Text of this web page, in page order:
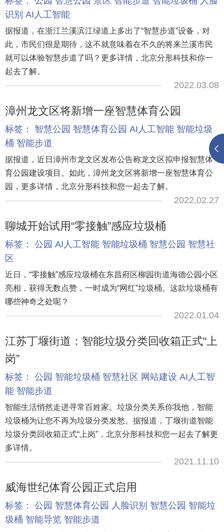
识别 AI人工智能
据报道，在浙江兰溪滨江绿道上多出了“智慧步道”设备，对
此，市民们很是期待，这不就意味着在不久的将来兰溪市民
就可以体验智慧步道了吗？更多详情，北京分形科技和你一
起去了解。
2022.03.08
漳州龙文区将新增一座智慧体育公园
标签： 智慧公园 智慧体育公园 AI人工智能 智能垃圾
桶 智能步道
据报道，近日漳州市龙文区发布公告称龙文区拟申报智慧体
育公园建设项目。如此，漳州龙文区将新增一座智慧体育公
园，更多详情，北京分形科技和您一起去了解。
2022.02.27
聊城开始试用“零接触”感应垃圾桶
标签： 公园 AI人工智能 智能垃圾桶 智慧公园 智慧社
区
近日，“零接触”感应垃圾桶在东昌府区柳园街道海德公园小区
亮相，获得无数点赞，一时成为“网红”垃圾桶。这款垃圾桶有
哪些神奇之处呢？
2022.01.04
江苏丁堰街道：智能垃圾分类回收箱正式“上
岗”
标签： 公园 智能垃圾桶 智慧社区 网站建设 AI人工智
能 智能步道
智能生活悄然走进寻常百姓家。垃圾分类关系你我他，智能
垃圾桶为让您不再为垃圾分类发愁。据报道，丁堰街道智能
垃圾分类回收箱正式“上岗”，北京分形科技和您一起去了解更
多详情。
2021.11.10
威海世纪体育公园正式启用
标签： 公园 智慧体育公园 人脸识别 智慧公园 智能垃
圾桶 智能导览 智能步道